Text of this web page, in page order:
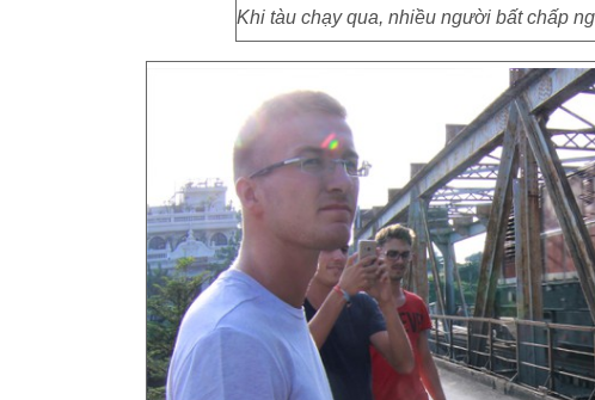
Khi tàu chạy qua, nhiều người bất chấp